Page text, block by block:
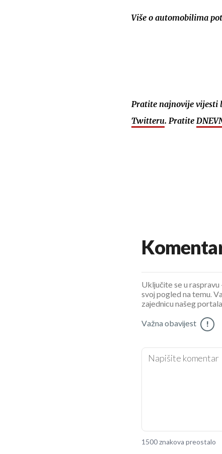
Više o automobilima
Pratite najnovije vijesti
Twitteru. Pratite
Uključite se u
svoj pogled na temu.
zajednicu našeg
Važna obavijest !
1500 znakova preostalo